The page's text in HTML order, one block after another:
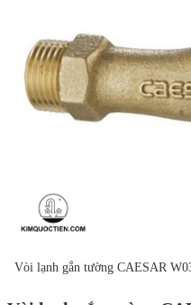
Vòi lạnh gắn tường CAESAR